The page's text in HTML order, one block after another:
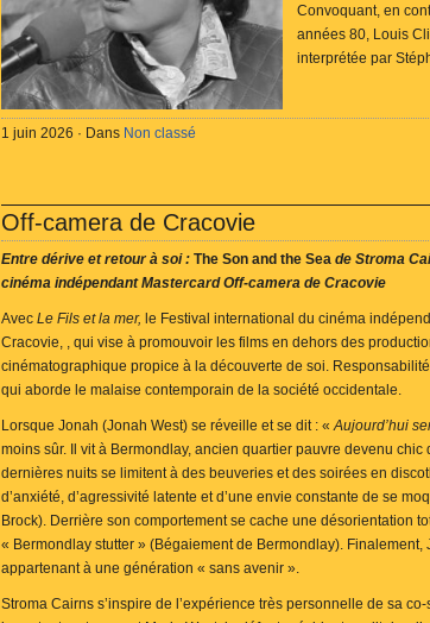
Convoquant, en
années 80, Louis
interprétée par
1 juin 2026 · Dans Non classé
Off-camera de Cracovie
Entre dérive et retour à soi : The Son and the Sea de Stroma
cinéma indépendant Mastercard Off-camera de Cracovie
Avec Le Fils et la mer, le Festival international du cinéma
Cracovie, , qui vise à promouvoir les films en dehors des
cinématographique propice à la découverte de soi.
qui aborde le malaise contemporain de la société occidentale.
Lorsque Jonah (Jonah West) se réveille et se dit : « Aujourd’hui
moins sûr. Il vit à Bermondlay, ancien quartier pauvre devenu
dernières nuits se limitent à des beuveries et des soirées en
d’anxiété, d’agressivité latente et d’une envie constante de se
Brock). Derrière son comportement se cache une désorientation
« Bermondlay stutter » (Bégaiement de Bermondlay). Finalement,
appartenant à une génération « sans avenir ».
Stroma Cairns s’inspire de l’expérience très personnelle de sa